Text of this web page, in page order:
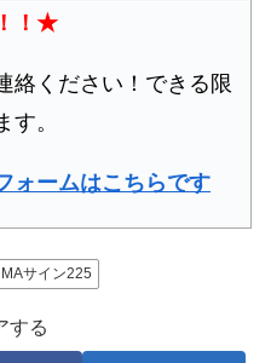
！★
絡ください！できる限
す。
ォームはこちらです
MAサイン225
する